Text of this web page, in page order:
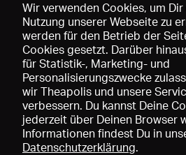
Wir verwenden Cookies, um
Nutzung unserer Webseite zu
werden für den Betrieb der
Cookies gesetzt. Darüber
für Statistik-, Marketing- und
Personalisierungszwecke
wir Theapolis und unsere
verbessern. Du kannst Deine
jederzeit über Deinen Browser
Informationen findest Du in
Datenschutzerklärung.